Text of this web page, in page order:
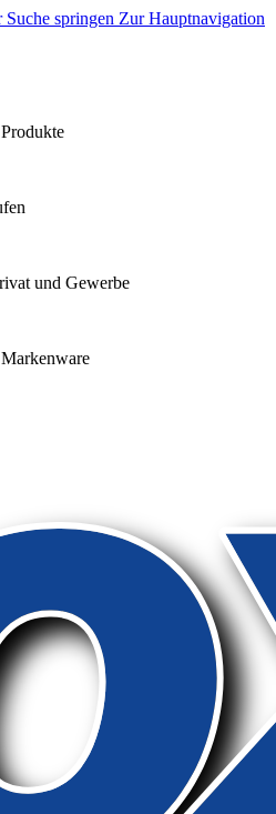
Suche springen Zur Hauptnavigation
und Gewerbe